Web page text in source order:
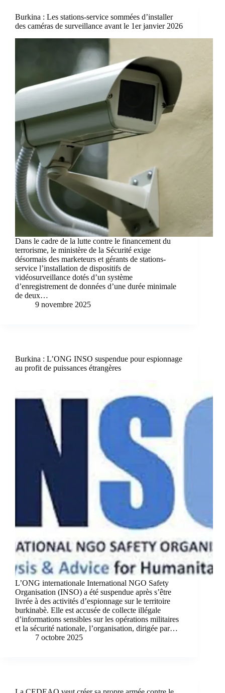
Burkina : Les stations-service sommées d’installer
des caméras de surveillance avant le 1er janvier 2026
Dans le cadre de la lutte contre le financement du
terrorisme, le ministère de la Sécurité exige
désormais des marketeurs et gérants de stations-
service l’installation de dispositifs de
vidéosurveillance dotés d’un système
d’enregistrement de données d’une durée minimale
de deux…
9 novembre 2025
Burkina : L’ONG INSO suspendue pour espionnage
au profit de puissances étrangères
L’ONG internationale International NGO Safety
Organisation (INSO) a été suspendue après s’être
livrée à des activités d’espionnage sur le territoire
burkinabè. Elle est accusée de collecte illégale
d’informations sensibles sur les opérations militaires
et la sécurité nationale, l’organisation, dirigée par…
7 octobre 2025